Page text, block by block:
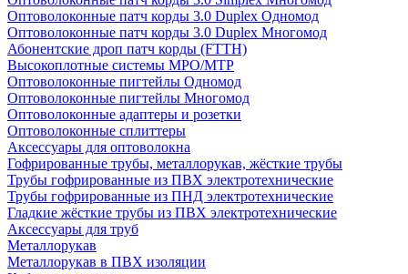
Оптоволоконные патч корды 3.0 Duplex Одномод
Оптоволоконные патч корды 3.0 Duplex Многомод
Абонентские дроп патч корды (FTTH)
Высокоплотные системы MPO/MTP
Оптоволоконные пигтейлы Одномод
Оптоволоконные пигтейлы Многомод
Оптоволоконные адаптеры и розетки
Оптоволоконные сплиттеры
Аксессуары для оптоволокна
Гофрированные трубы, металлорукав, жёсткие трубы
Трубы гофрированные из ПВХ электротехнические
Трубы гофрированные из ПНД электротехнические
Гладкие жёсткие трубы из ПВХ электротехнические
Аксессуары для труб
Металлорукав
Металлорукав в ПВХ изоляции